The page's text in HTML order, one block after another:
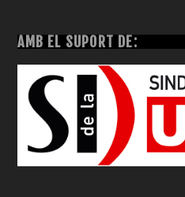
AMB EL SUPORT DE: